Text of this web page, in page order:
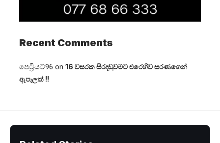
Recent Comments
පෙට්‍රියට්96 on 16 වසරක සිරදඬුවමට එරෙහිව සරණගෙන්
ඇපෑලක් !!